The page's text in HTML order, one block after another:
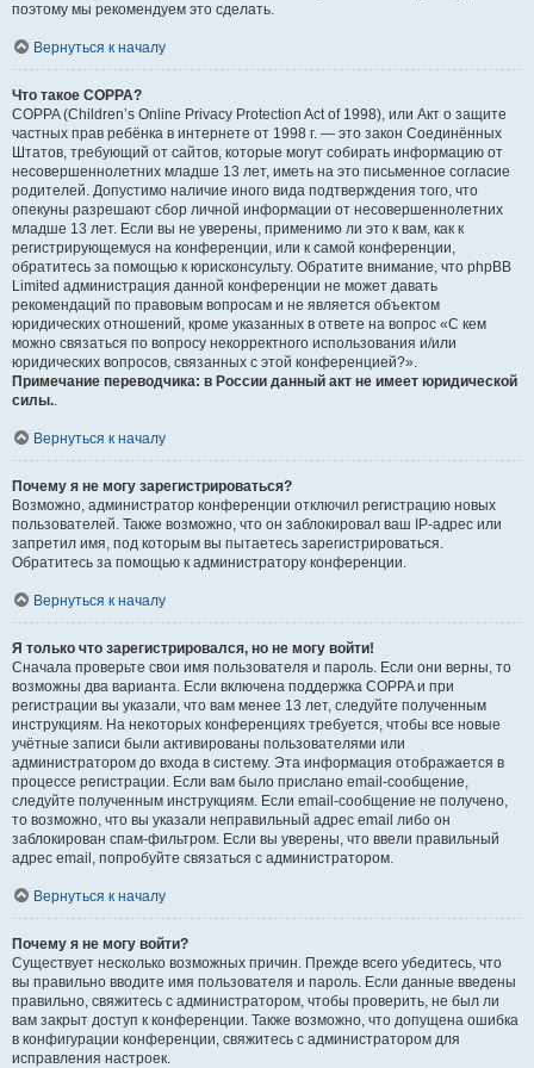
поэтому мы рекомендуем это сделать.
Вернуться к началу
Что такое COPPA?
COPPA (Children’s Online Privacy Protection Act of 1998), или Акт о защите
частных прав ребёнка в интернете от 1998 г. — это закон Соединённых
Штатов, требующий от сайтов, которые могут собирать информацию от
несовершеннолетних младше 13 лет, иметь на это письменное согласие
родителей. Допустимо наличие иного вида подтверждения того, что
опекуны разрешают сбор личной информации от несовершеннолетних
младше 13 лет. Если вы не уверены, применимо ли это к вам, как к
регистрирующемуся на конференции, или к самой конференции,
обратитесь за помощью к юрисконсульту. Обратите внимание, что phpBB
Limited администрация данной конференции не может давать
рекомендаций по правовым вопросам и не является объектом
юридических отношений, кроме указанных в ответе на вопрос «С кем
можно связаться по вопросу некорректного использования и/или
юридических вопросов, связанных с этой конференцией?».
Примечание переводчика: в России данный акт не имеет юридической
силы..
Вернуться к началу
Почему я не могу зарегистрироваться?
Возможно, администратор конференции отключил регистрацию новых
пользователей. Также возможно, что он заблокировал ваш IP-адрес или
запретил имя, под которым вы пытаетесь зарегистрироваться.
Обратитесь за помощью к администратору конференции.
Вернуться к началу
Я только что зарегистрировался, но не могу войти!
Сначала проверьте свои имя пользователя и пароль. Если они верны, то
возможны два варианта. Если включена поддержка COPPA и при
регистрации вы указали, что вам менее 13 лет, следуйте полученным
инструкциям. На некоторых конференциях требуется, чтобы все новые
учётные записи были активированы пользователями или
администратором до входа в систему. Эта информация отображается в
процессе регистрации. Если вам было прислано email-сообщение,
следуйте полученным инструкциям. Если email-сообщение не получено,
то возможно, что вы указали неправильный адрес email либо он
заблокирован спам-фильтром. Если вы уверены, что ввели правильный
адрес email, попробуйте связаться с администратором.
Вернуться к началу
Почему я не могу войти?
Существует несколько возможных причин. Прежде всего убедитесь, что
вы правильно вводите имя пользователя и пароль. Если данные введены
правильно, свяжитесь с администратором, чтобы проверить, не был ли
вам закрыт доступ к конференции. Также возможно, что допущена ошибка
в конфигурации конференции, свяжитесь с администратором для
исправления настроек.